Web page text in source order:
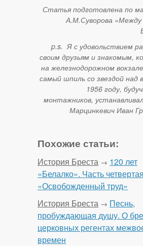
Статья подготовлена по
А.М.Суворова
p.s. Я с удовольствием
своим друзьям и знакомым,
на железнодорожном
самый шпиль со звездой над
1956 году,
монтажников,
Марцинкевич Иван
Похожие статьи:
История Бреста → 120 лет
«Белалко». Часть
«Освобожденный труд»
История Бреста → Песнь,
пробуждающая душу. О
церковных регентах
времен